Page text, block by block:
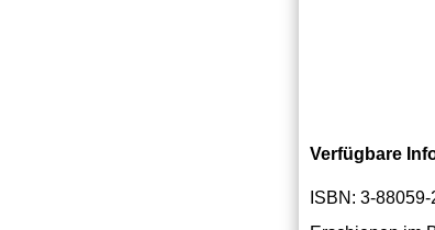
Verfügbare
ISBN: 3-